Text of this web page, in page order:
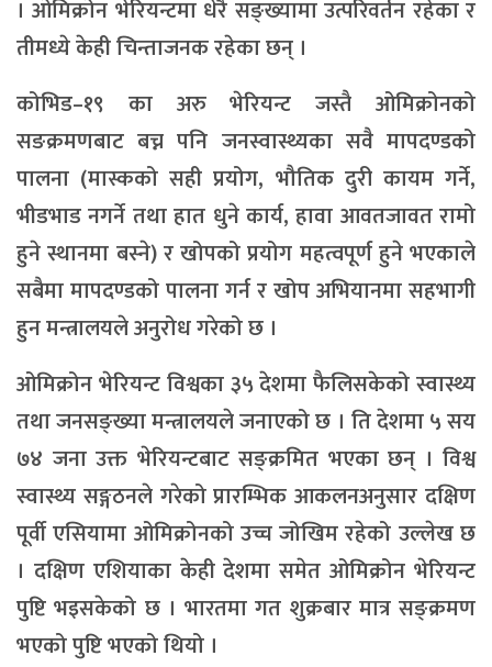
। ओमिक्रोन भेरियन्टमा धेरै सङ्ख्यामा उत्परिवर्तन रहेका र
तीमध्ये केही चिन्ताजनक रहेका छन् ।
कोभिड–१९ का अरु भेरियन्ट जस्तै ओमिक्रोनको
सङक्रमणबाट बच्न पनि जनस्वास्थ्यका सवै मापदण्डको
पालना (मास्कको सही प्रयोग, भौतिक दुरी कायम गर्ने,
भीडभाड नगर्ने तथा हात धुने कार्य, हावा आवतजावत रामो
हुने स्थानमा बस्ने) र खोपको प्रयोग महत्वपूर्ण हुने भएकाले
सबैमा मापदण्डको पालना गर्न र खोप अभियानमा सहभागी
हुन मन्त्रालयले अनुरोध गरेको छ ।
ओमिक्रोन भेरियन्ट विश्वका ३५ देशमा फैलिसकेको स्वास्थ्य
तथा जनसङ्ख्या मन्त्रालयले जनाएको छ । ति देशमा ५ सय
७४ जना उक्त भेरियन्टबाट सङ्क्रमित भएका छन् । विश्व
स्वास्थ्य सङ्गठनले गरेको प्रारम्भिक आकलनअनुसार दक्षिण
पूर्वी एसियामा ओमिक्रोनको उच्च जोखिम रहेको उल्लेख छ
। दक्षिण एशियाका केही देशमा समेत ओमिक्रोन भेरियन्ट
पुष्टि भइसकेको छ । भारतमा गत शुक्रबार मात्र सङ्क्रमण
भएको पुष्टि भएको थियो ।